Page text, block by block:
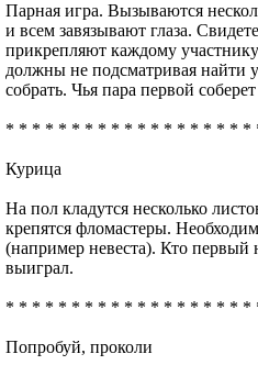
Парная игра. Вызываются
и всем завязывают глаза.
прикрепляют каждому
должны не подсматривая найти
собрать. Чья пара первой
* * * * * * * * * * * * * * * * * *
Курица
На пол кладутся несколько
крепятся фломастеры.
(например невеста). Кто первый
выиграл.
* * * * * * * * * * * * * * * * * *
Попробуй, проколи